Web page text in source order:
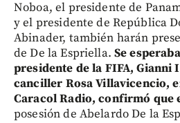
Noboa, el presidente de
y el presidente de República
Abinader, también harán
de De la Espriella. Se
presidente de la FIFA,
canciller Rosa Villavicencio,
Caracol Radio, confirmó que
posesión de Abelardo De la